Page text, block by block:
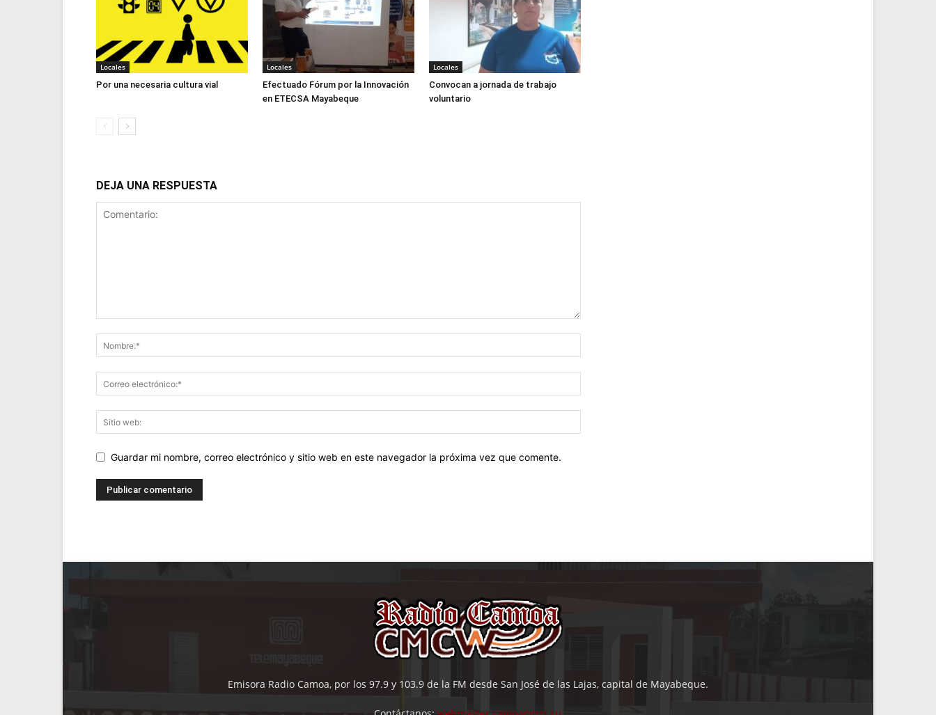
Locales
Por una necesaria cultura vial
Locales
Efectuado Fórum por la Innovación
en ETECSA Mayabeque
Locales
Convocan a jornada de trabajo
voluntario
DEJA UNA RESPUESTA
Guardar mi nombre, correo electrónico y sitio web en este navegador la próxima vez que comente.
Emisora Radio Camoa, por los 97.9 y 103.9 de la FM desde San José de las Lajas, capital de Mayabeque.